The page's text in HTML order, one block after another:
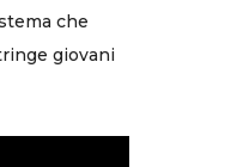
che
giovani